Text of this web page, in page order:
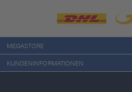
MEGASTORE
KUNDENINFORMATIONEN